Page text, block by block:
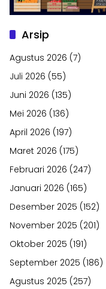
Arsip
Agustus 2026 (7)
Juli 2026 (55)
Juni 2026 (135)
Mei 2026 (136)
April 2026 (197)
Maret 2026 (175)
Februari 2026 (247)
Januari 2026 (165)
Desember 2025 (152)
November 2025 (201)
Oktober 2025 (191)
September 2025 (186)
Agustus 2025 (257)